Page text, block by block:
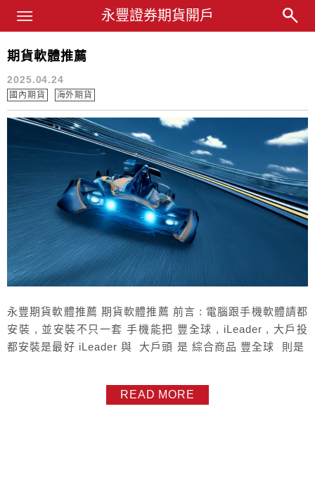
永豐業務經理杜昭逸Blog
永豐證券期貨開戶
Main Menu
ELEADER
期貨軟體推薦
2025.04.24
國內期貨 海外期貨
永豐期貨軟體推薦 期貨軟體推薦 前言 : 電腦跟手機軟體請都
安裝 , 並安裝不只一套 手機能把 豐全球 , iLeader , 大戶投
都安裝是最好 iLeader 與 大戶頭 是 綜合商品 豐全球 則是
動的 , 提供多套軟體除了想滿足不同的需求...
READ MORE